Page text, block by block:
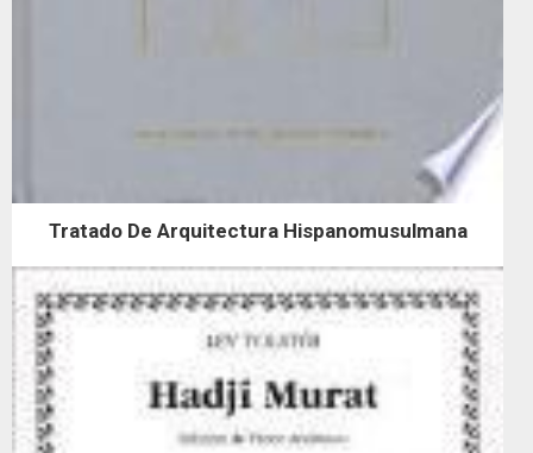
Tratado De Arquitectura Hispanomusulmana